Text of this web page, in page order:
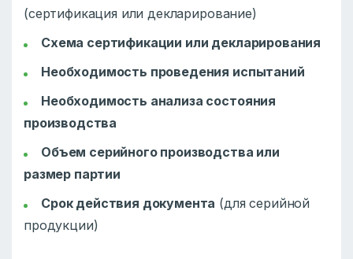
(сертификация или декларирование)
Схема сертификации или декларирования
Необходимость проведения испытаний
Необходимость анализа состояния
производства
Объем серийного производства или
размер партии
Срок действия документа (для серийной
продукции)